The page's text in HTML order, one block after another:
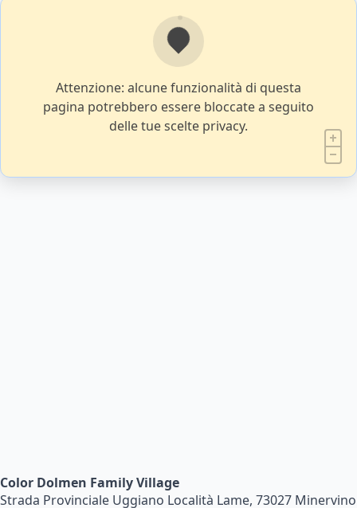
Attenzione: alcune funzionalità di questa
pagina potrebbero essere bloccate a seguito
delle tue scelte privacy.
Color Dolmen Family Village
Strada Provinciale Uggiano Località Lame, 73027 Minervino